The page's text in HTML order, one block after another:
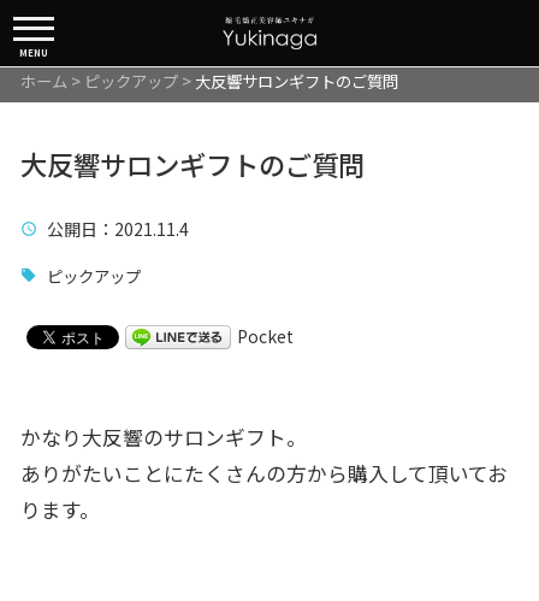
MENU
ホーム > ピックアップ> 大反響サロンギフトのご質問
大反響サロンギフトのご質問
公開日 ：2021.11.4
ピックアップ
Pocket
かなり大反響のサロンギフト。
ありがたいことにたくさんの方から購入して頂いてお
ります。